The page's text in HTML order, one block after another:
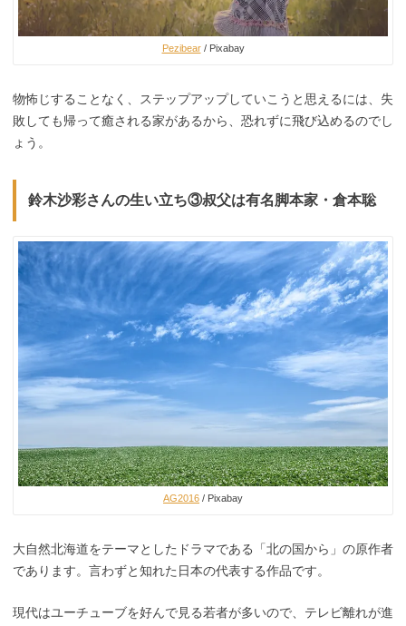
Pezibear/ Pixabay
物怖じすることなく、ステップアップしていこうと思えるには、失
敗しても帰って癒される家があるから、恐れずに飛び込めるのでし
ょう。
鈴木沙彩さんの生い立ち③叔父は有名脚本家・倉本聡
AG2016 / Pixabay
大自然北海道をテーマとしたドラマである「北の国から」の原作者
であります。言わずと知れた日本の代表する作品です。
現代はユーチューブを好んで見る若者が多いので、テレビ離れが進